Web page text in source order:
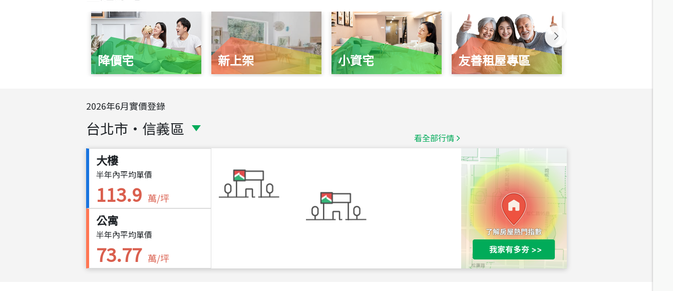
降價宅 新上架 小資宅 友善租屋專區
2026年6月實價登錄
台北市 ・ 信義區 看全部行情
大樓
半年內平均單價
113.9 萬/坪
公寓
半年內平均單價
73.77 萬/坪
台北市中山區長春路
1,020萬
總價
490萬
新竹市新竹市慈祥路
總價
1,808萬